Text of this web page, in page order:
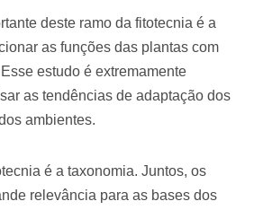
deste ramo da fitotecnia é a
as funções das plantas com
estudo é extremamente
as tendências de adaptação dos
ambientes.
é a taxonomia. Juntos, os
relevância para as bases dos